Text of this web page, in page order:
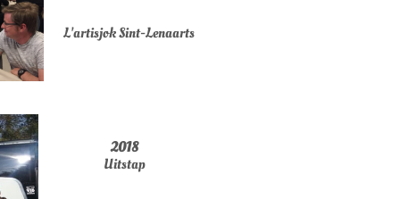
2018
Uitstap
L'artisjok Sint-Lenaarts